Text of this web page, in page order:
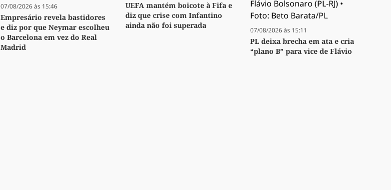
07/08/2026 às 15:46
Empresário revela bastidores
e diz por que Neymar escolheu
o Barcelona em vez do Real
Madrid
UEFA mantém boicote à Fifa e
diz que crise com Infantino
ainda não foi superada
07/08/2026 às 15:11
PL deixa brecha em ata e cria
“plano B” para vice de Flávio